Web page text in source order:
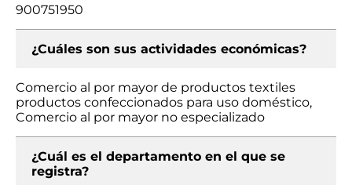
900751950
¿Cuáles son sus actividades económicas?
Comercio al por mayor de productos textiles
productos confeccionados para uso doméstico,
Comercio al por mayor no especializado
¿Cuál es el departamento en el que se
registra?